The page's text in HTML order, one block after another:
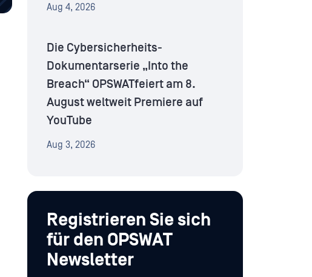
Aug 4, 2026
Die Cybersicherheits-
Dokumentarserie „Into the
Breach“ OPSWATfeiert am 8.
August weltweit Premiere auf
YouTube
Aug 3, 2026
Registrieren Sie sich
für den OPSWAT
Newsletter